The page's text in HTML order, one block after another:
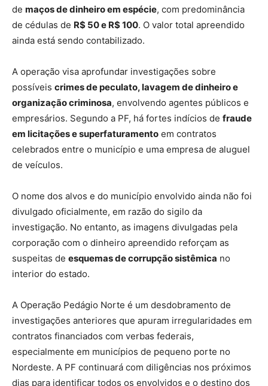
de maços de dinheiro em espécie, com predominância
de cédulas de R$ 50 e R$ 100. O valor total apreendido
ainda está sendo contabilizado.
A operação visa aprofundar investigações sobre
possíveis crimes de peculato, lavagem de dinheiro e
organização criminosa, envolvendo agentes públicos e
empresários. Segundo a PF, há fortes indícios de fraude
em licitações e superfaturamento em contratos
celebrados entre o município e uma empresa de aluguel
de veículos.
O nome dos alvos e do município envolvido ainda não foi
divulgado oficialmente, em razão do sigilo da
investigação. No entanto, as imagens divulgadas pela
corporação com o dinheiro apreendido reforçam as
suspeitas de esquemas de corrupção sistêmica no
interior do estado.
A Operação Pedágio Norte é um desdobramento de
investigações anteriores que apuram irregularidades em
contratos financiados com verbas federais,
especialmente em municípios de pequeno porte no
Nordeste. A PF continuará com diligências nos próximos
dias para identificar todos os envolvidos e o destino dos